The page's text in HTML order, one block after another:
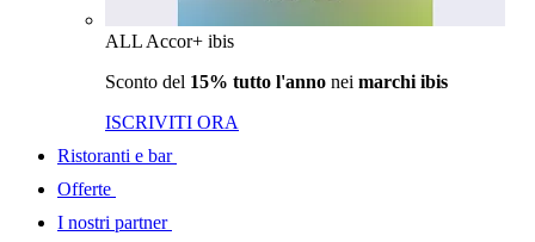
ALL Accor+ ibis
Sconto del 15% tutto l'anno nei marchi ibis
ISCRIVITI ORA
Ristoranti e bar
Offerte
I nostri partner